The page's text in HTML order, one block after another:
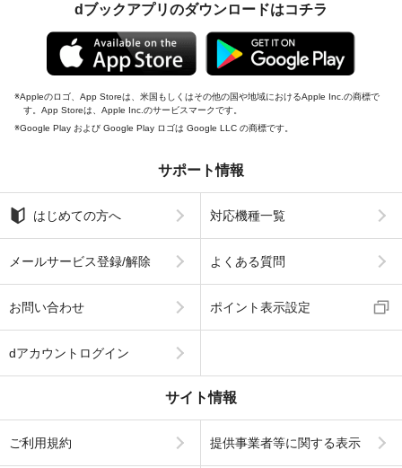
dブックアプリのダウンロードはコチラ
Appleのロゴ、App Storeは、米国もしくはその他の国や地域におけるApple Inc.の商標で
す。App Storeは、Apple Inc.のサービスマークです。
Google Play および Google Play ロゴは Google LLC の商標です。
サポート情報
はじめての方へ 対応機種一覧
メールサービス登録/解除 よくある質問
お問い合わせ ポイント表示設定
dアカウントログイン
サイト情報
ご利用規約 提供事業者等に関する表示